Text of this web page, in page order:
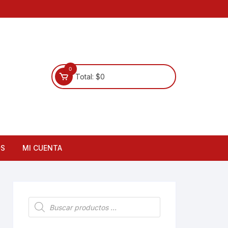
0
Total: $0
MI CUENTA
Búsqueda
de